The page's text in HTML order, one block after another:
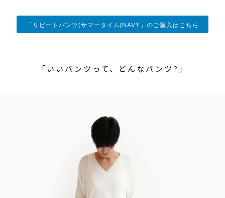
「リピートパンツ(サマータイム)NAVY」のご購入はこちら
「いいパンツって、どんなパンツ?」